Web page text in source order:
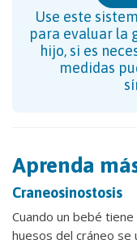
Use este
para evaluar la
hijo, si es
medidas
Aprenda
Craneosinostosis
Cuando un bebé
huesos del cráneo se